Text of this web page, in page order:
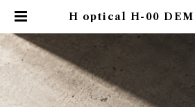
H optical H-00 DEMI-PT.GR